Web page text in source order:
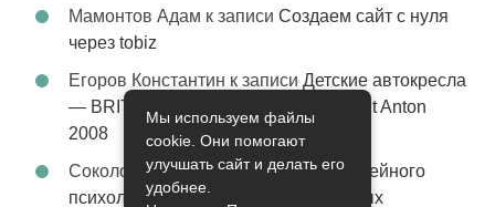
Мамонтов Адам к записиСоздаем сайт с нуля
через tobiz
Егоров Константин к записиДетские автокресла
— BRITAX Evolva 1-2-3 (1-2-3) цвет St Anton
2008
Соколова Эльзак записиУслуги семейного
психолога – стабильность в семейных
Мы используем файлы
cookie. Они помогают
улучшать сайт и делать его
удобнее.